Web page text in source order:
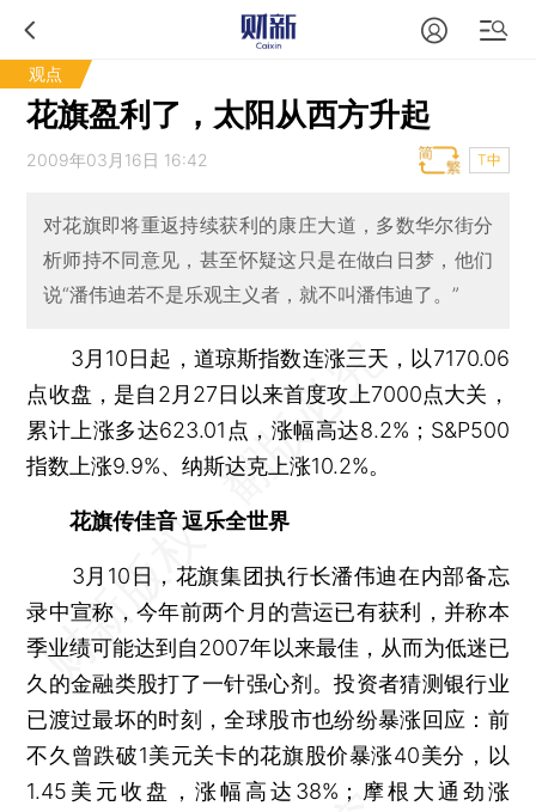
观点
花旗盈利了，太阳从西方升起
2009年03月16日 16:42 T中
对花旗即将重返持续获利的康庄大道，多数华尔街分
析师持不同意见，甚至怀疑这只是在做白日梦，他们
说“潘伟迪若不是乐观主义者，就不叫潘伟迪了。”
3月10日起，道琼斯指数连涨三天，以7170.06
点收盘，是自2月27日以来首度攻上7000点大关，
累计上涨多达623.01点，涨幅高达8.2%；S&P500
指数上涨9.9%、纳斯达克上涨10.2%。
花旗传佳音 逗乐全世界
3月10日，花旗集团执行长潘伟迪在内部备忘
录中宣称，今年前两个月的营运已有获利，并称本
季业绩可能达到自2007年以来最佳，从而为低迷已
久的金融类股打了一针强心剂。投资者猜测银行业
已渡过最坏的时刻，全球股市也纷纷暴涨回应：前
不久曾跌破1美元关卡的花旗股价暴涨40美分，以
1.45美元收盘，涨幅高达38%；摩根大通劲涨